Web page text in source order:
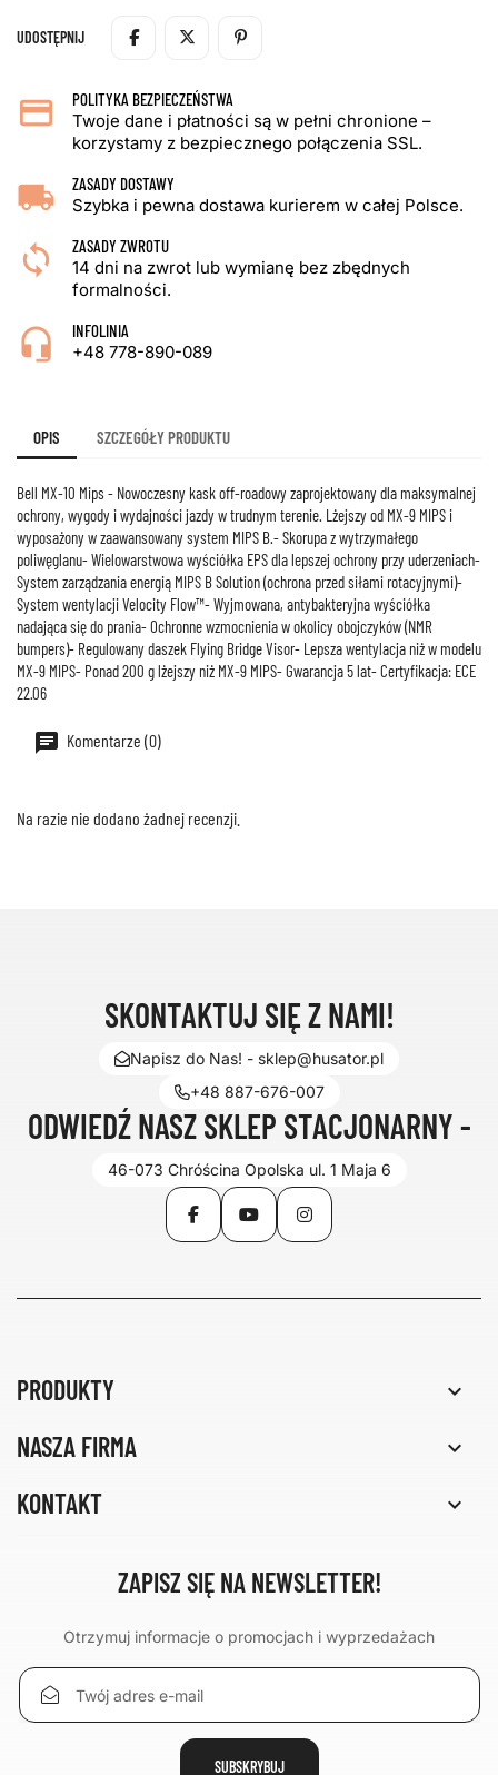
UDOSTĘPNIJ
POLITYKA BEZPIECZEŃSTWA
Twoje dane i płatności są w pełni chronione –
korzystamy z bezpiecznego połączenia SSL.
ZASADY DOSTAWY
Szybka i pewna dostawa kurierem w całej Polsce.
ZASADY ZWROTU
14 dni na zwrot lub wymianę bez zbędnych
formalności.
INFOLINIA
+48 778-890-089
OPIS SZCZEGÓŁY PRODUKTU
Bell MX-10 Mips - Nowoczesny kask off-roadowy zaprojektowany dla maksymalnej
ochrony, wygody i wydajności jazdy w trudnym terenie. Lżejszy od MX-9 MIPS i
wyposażony w zaawansowany system MIPS B.- Skorupa z wytrzymałego
poliwęglanu- Wielowarstwowa wyściółka EPS dla lepszej ochrony przy uderzeniach-
System zarządzania energią MIPS B Solution (ochrona przed siłami rotacyjnymi)-
System wentylacji Velocity Flow™- Wyjmowana, antybakteryjna wyściółka
nadająca się do prania- Ochronne wzmocnienia w okolicy obojczyków (NMR
bumpers)- Regulowany daszek Flying Bridge Visor- Lepsza wentylacja niż w modelu
MX-9 MIPS- Ponad 200 g lżejszy niż MX-9 MIPS- Gwarancja 5 lat- Certyfikacja: ECE
22.06
Komentarze (0)
Na razie nie dodano żadnej recenzji.
SKONTAKTUJ SIĘ Z NAMI!
Napisz do Nas! - sklep@husator.pl
+48 887-676-007
ODWIEDŹ NASZ SKLEP STACJONARNY -
46-073 Chróścina Opolska ul. 1 Maja 6
FacebookYouTubeInstagram
PRODUKTY 
NASZA FIRMA 
KONTAKT 
ZAPISZ SIĘ NA NEWSLETTER!
Otrzymuj informacje o promocjach i wyprzedażach